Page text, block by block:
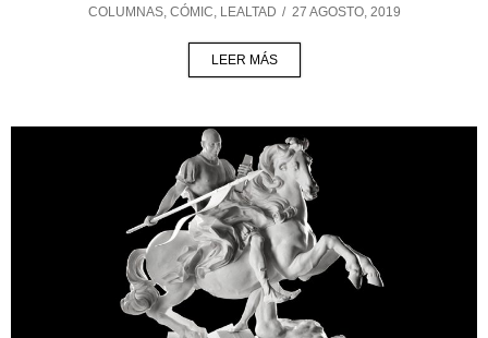
COLUMNAS, CÓMIC, LEALTAD / 27 AGOSTO, 2019
LEER MÁS